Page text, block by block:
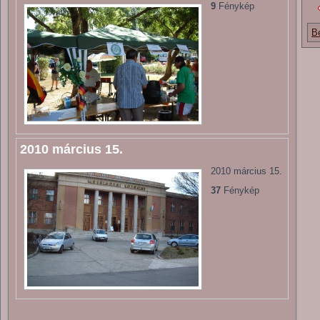
9 Fénykép
2010 március 15.
2010 március 15.
37 Fénykép